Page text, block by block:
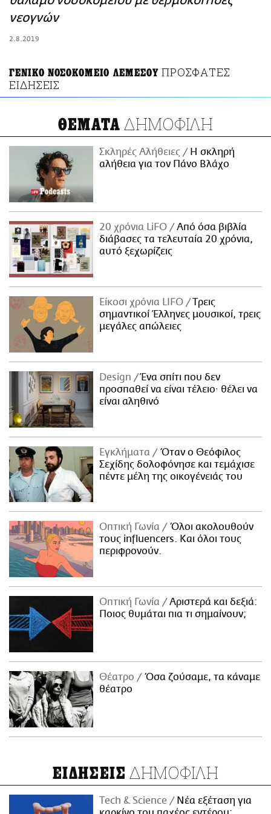
ΑΜΠΑ
νεογνών
2.8.2019
ΓΕΝΙΚΟ ΝΟΣΟΚΟΜΕΙΟ ΛΕΜΕΣΟΥ ΠΡΟΣΦΑΤΕΣ
ΕΙΔΗΣΕΙΣ
ΘΕΜΑΤΑ ΔΗΜΟΦΙΛΗ
Σκληρές Αλήθειες
H σκληρή
αλήθεια για τον Πάνο Βλάχο
20 χρόνια LiFO
Από όσα βιβλία
διάβασες τα τελευταία 20 χρόνια,
αυτό ξεχωρίζεις
Είκοσι χρόνια LIFO
Tρεις
σημαντικοί Έλληνες μουσικοί, τρεις
μεγάλες απώλειες
Design
Ένα σπίτι που δεν
προσπαθεί να είναι τέλειο· θέλει να
είναι αληθινό
Εγκλήματα
Όταν ο Θεόφιλος
Σεχίδης δολοφόνησε και τεμάχισε
πέντε μέλη της οικογένειάς του
Οπτική Γωνία
Όλοι ακολουθούν
τους influencers. Και όλοι τους
περιφρονούν.
Οπτική Γωνία
Αριστερά και δεξιά:
Ποιος θυμάται πια τι σημαίνουν;
Θέατρο
Όσα ζούσαμε, τα κάναμε
θέατρο
ΕΙΔΗΣΕΙΣ ΔΗΜΟΦΙΛΗ
Τech & Science
Νέα εξέταση για